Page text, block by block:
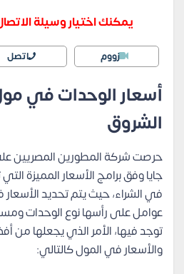
يمكنك اختيار وسيلة
زووم اتصل
أسعار الوحدات في
الشروق
حرصت شركة المطورين المصريين
جايا وفق برامج الأسعار المميزة
في الشراء، حيث يتم تحديد
عوامل على رأسها نوع الوحدات
توجد فيها، الأمر الذي يجعلها من
والأسعار في المول كالتالي: